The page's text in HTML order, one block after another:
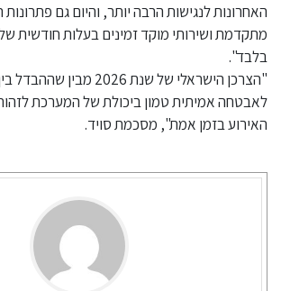
האחרונות לנגישות הרבה יותר, והיום גם פתרונות
מתקדמת ושירותי מוקד זמינים בעלות חודשית
בלבד".
"הצרכן הישראלי של שנת 2026
לאבטחה אמיתית טמון ביכולת של המערכת
האירוע בזמן אמת", מסכמת סויד.